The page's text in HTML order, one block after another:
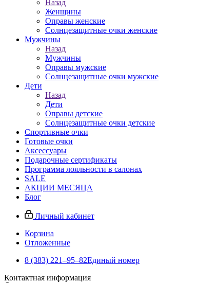
Назад
Женщины
Оправы женские
Солнцезащитные очки женские
Мужчины
Назад
Мужчины
Оправы мужские
Солнцезащитные очки мужские
Дети
Назад
Дети
Оправы детские
Солнцезащитные очки детские
Спортивные очки
Готовые очки
Аксессуары
Подарочные сертификаты
Программа лояльности в салонах
SALE
АКЦИИ МЕСЯЦА
Блог
Личный кабинет
Корзина
Отложенные
8 (383) 221‒95‒82Единый номер
Контактная информация